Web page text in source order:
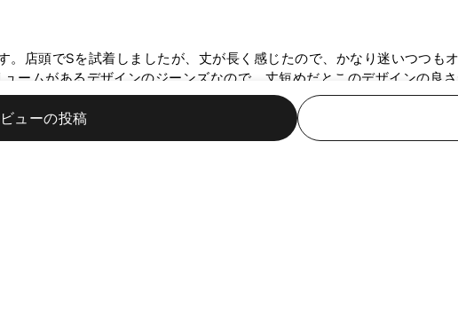
。店頭でSを試着しましたが、丈が長く感じたので、かなり迷いつつも
ームがあるデザインのジーンズなので、丈短めだとこのデザインの良
けてウエストをしぼって着こなしたかったので、返品後に通常丈のSを
です）1cmほど裾上げするかをどうか現在も悩み中です､､､同じよう
ューの投稿